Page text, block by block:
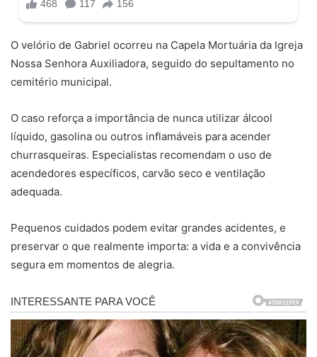
O velório de Gabriel ocorreu na Capela Mortuária da Igreja
Nossa Senhora Auxiliadora, seguido do sepultamento no
cemitério municipal.
O caso reforça a importância de nunca utilizar álcool
líquido, gasolina ou outros inflamáveis para acender
churrasqueiras. Especialistas recomendam o uso de
acendedores específicos, carvão seco e ventilação
adequada.
Pequenos cuidados podem evitar grandes acidentes, e
preservar o que realmente importa: a vida e a convivência
segura em momentos de alegria.